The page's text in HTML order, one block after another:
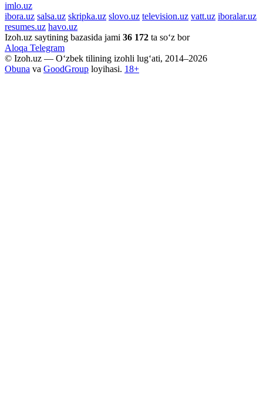
imlo.uz
ibora.uz salsa.uz skripka.uz slovo.uz television.uz vatt.uz iboralar.uz
resumes.uz havo.uz
Izoh.uz saytining bazasida jami 36 172 ta so‘z bor
Aloqa Telegram
© Izoh.uz — O‘zbek tilining izohli lug‘ati, 2014–2026
Obuna va GoodGroup loyihasi. 18+